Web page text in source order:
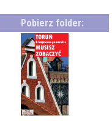
Pobierz folder: